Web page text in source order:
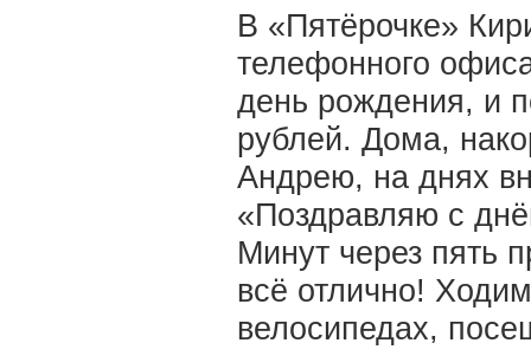
В «Пятёрочке»
телефонного
день рождения, и
рублей. Дома,
Андрею, на днях
«Поздравляю с
Минут через пять
всё отлично!
велосипедах,